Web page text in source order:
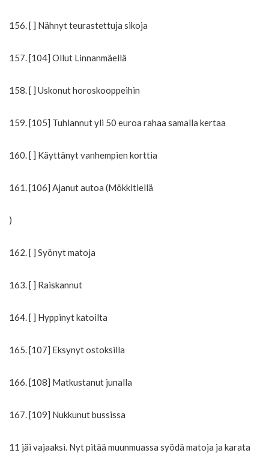
156. [ ] Nähnyt teurastettuja sikoja
157. [104] Ollut Linnanmäellä
158. [ ] Uskonut horoskooppeihin
159. [105] Tuhlannut yli 50 euroa rahaa samalla kertaa
160. [ ] Käyttänyt vanhempien korttia
161. [106] Ajanut autoa (Mökkitiellä
)
162. [ ] Syönyt matoja
163. [ ] Raiskannut
164. [ ] Hyppinyt katoilta
165. [107] Eksynyt ostoksilla
166. [108] Matkustanut junalla
167. [109] Nukkunut bussissa
11 jäi vajaaksi. Nyt pitää muunmuassa syödä matoja ja karata